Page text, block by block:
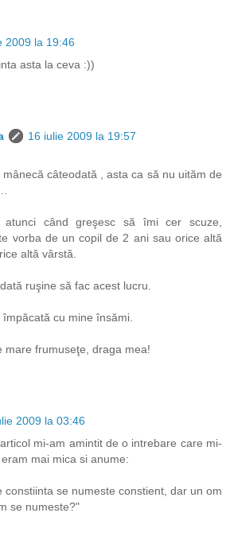
2009 la 19:46
asta la ceva :))
16 iulie 2009 la 19:57
câteodată , asta ca să nu uităm de
când greşesc să îmi cer scuze,
vorba de un copil de 2 ani sau orice altă
altă vârstă.
ruşine să fac acest lucru.
cu mine însămi.
mare frumuseţe, draga mea!
2009 la 03:46
mi-am amintit de o intrebare care mi-
mai mica si anume:
constiinta se numeste constient, dar un om
se numeste?"